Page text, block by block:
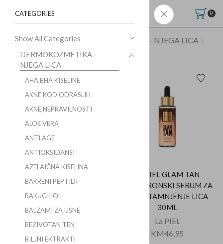
0
Početna Shop
DERMOKOZMETIKA - NJEGA LICA
SAMOTAMNJENJE
DROPS KAPI ZA
SAMOTAMNJENJE 30ML
COLLISTAR
KM91,00
La PIEL GLAM TAN
HIJALURONSKI SERUM ZA
SAMOTAMNJENJE LICA
30ML
La PIEL
KM46,95
CATEGORIES
Show All Categories
DERMOKOZMETIKA -
NJEGA LICA
AHA,BHA KISELINE
AKNE KOD ODRASLIH
AKNE,NEPRAVILNOSTI
ALOE VERA
ANTI AGE
ANTIOKSIDANSI
AZELAIČNA KISELINA
BAKRENI PEPTIDI
BAKUCHIOL
BALZAMI ZA USNE
BEŽIVOTAN TEN
BILJNI EKTRAKTI